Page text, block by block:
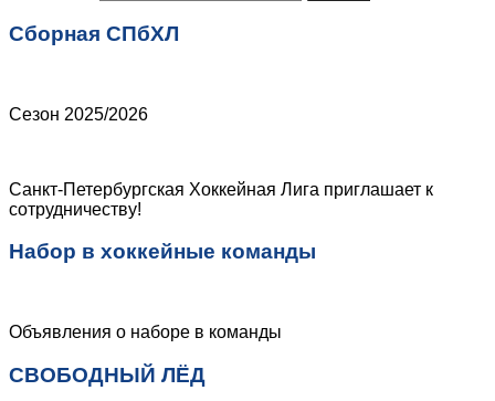
Сборная СПбХЛ
Сезон 2025/2026
Санкт-Петербургская Хоккейная Лига приглашает к
сотрудничеству!
Набор в хоккейные команды
Объявления о наборе в команды
СВОБОДНЫЙ ЛЁД